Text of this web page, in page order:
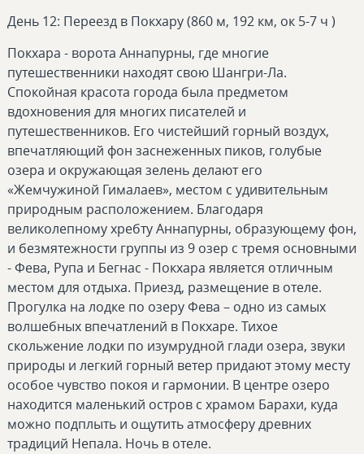
День 12: Переезд в Покхару (860 м, 192 км, ок 5-7 ч )
Покхара - ворота Аннапурны, где многие
путешественники находят свою Шангри-Ла.
Спокойная красота города была предметом
вдохновения для многих писателей и
путешественников. Его чистейший горный воздух,
впечатляющий фон заснеженных пиков, голубые
озера и окружающая зелень делают его
«Жемчужиной Гималаев», местом с удивительным
природным расположением. Благодаря
великолепному хребту Аннапурны, образующему фон,
и безмятежности группы из 9 озер с тремя основными
- Фева, Рупа и Бегнас - Покхара является отличным
местом для отдыха. Приезд, размещение в отеле.
Прогулка на лодке по озеру Фева – одно из самых
волшебных впечатлений в Покхаре. Тихое
скольжение лодки по изумрудной глади озера, звуки
природы и легкий горный ветер придают этому месту
особое чувство покоя и гармонии. В центре озеро
находится маленький остров с храмом Барахи, куда
можно подплыть и ощутить атмосферу древних
традиций Непала. Ночь в отеле.